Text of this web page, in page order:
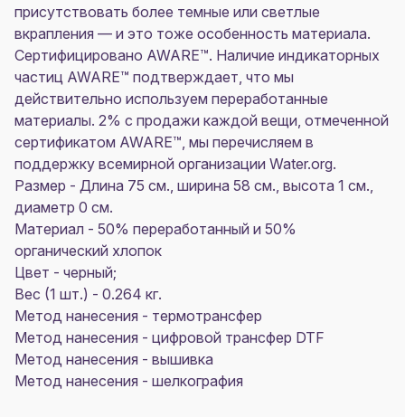
присутствовать более темные или светлые
вкрапления — и это тоже особенность материала.
Сертифицировано AWARE™. Наличие индикаторных
частиц AWARE™ подтверждает, что мы
действительно используем переработанные
материалы. 2% с продажи каждой вещи, отмеченной
сертификатом AWARE™, мы перечисляем в
поддержку всемирной организации Water.org.
Размер - Длина 75 см., ширина 58 см., высота 1 см.,
диаметр 0 см.
Материал - 50% переработанный и 50%
органический хлопок
Цвет - черный;
Вес (1 шт.) - 0.264 кг.
Метод нанесения - термотрансфер
Метод нанесения - цифровой трансфер DTF
Метод нанесения - вышивка
Метод нанесения - шелкография